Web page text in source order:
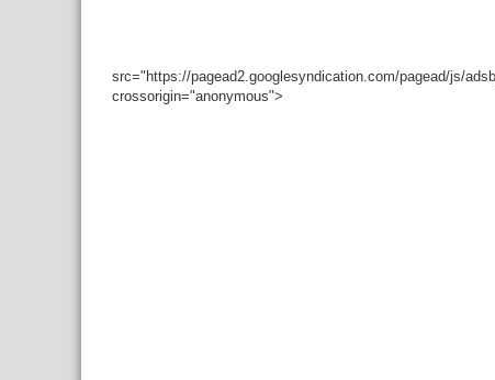
src="https://pagead2.googlesyndication.com/pagead/js/
crossorigin="anonymous">